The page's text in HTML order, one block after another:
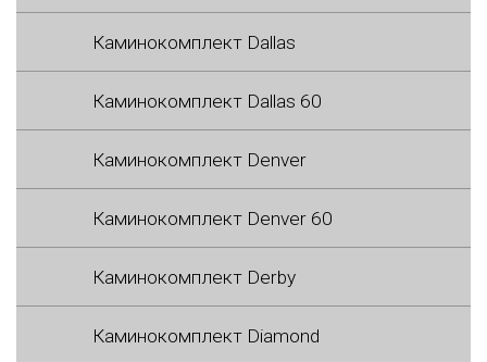
Каминокомплект Dallas
Каминокомплект Dallas 60
Каминокомплект Denver
Каминокомплект Denver 60
Каминокомплект Derby
Каминокомплект Diamond